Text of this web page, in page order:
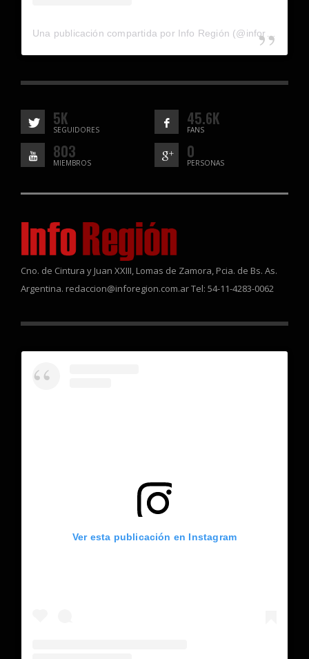
5K
SEGUIDORES
45.6K
FANS
803
MIEMBROS
0
PERSONAS
Cno. de Cintura y Juan XXIII, Lomas de Zamora, Pcia. de Bs. As.
Argentina. redaccion@inforegion.com.ar Tel: 54-11-4283-0062
Ver esta publicación en Instagram